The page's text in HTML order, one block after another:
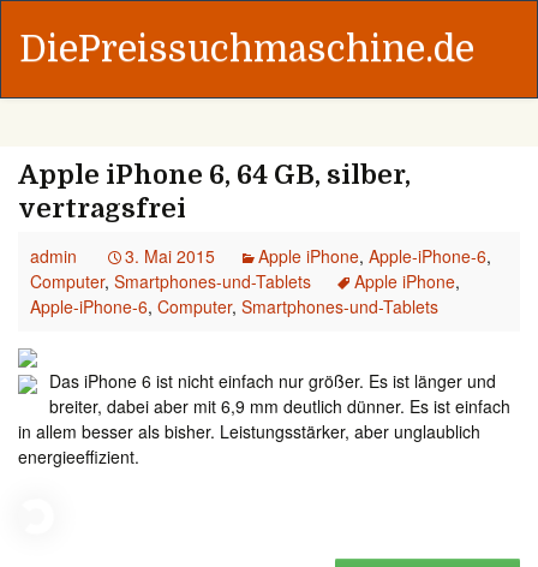
DiePreissuchmaschine.de
Apple iPhone 6, 64 GB, silber,
vertragsfrei
admin 3. Mai 2015 Apple iPhone, Apple-iPhone-6,
Computer, Smartphones-und-Tablets Apple iPhone,
Apple-iPhone-6, Computer, Smartphones-und-Tablets
Das iPhone 6 ist nicht einfach nur größer. Es ist länger und
breiter, dabei aber mit 6,9 mm deutlich dünner. Es ist einfach
in allem besser als bisher. Leistungsstärker, aber unglaublich
energieeffizient.